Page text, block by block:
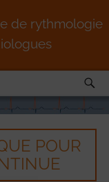
de rythmologie
POUR